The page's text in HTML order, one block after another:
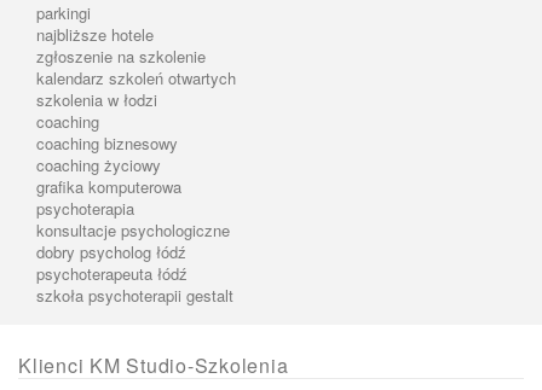
parkingi
najbliższe hotele
zgłoszenie na szkolenie
kalendarz szkoleń otwartych
szkolenia w łodzi
coaching
coaching biznesowy
coaching życiowy
grafika komputerowa
psychoterapia
konsultacje psychologiczne
dobry psycholog łódź
psychoterapeuta łódź
szkoła psychoterapii gestalt
Klienci KM Studio-Szkolenia